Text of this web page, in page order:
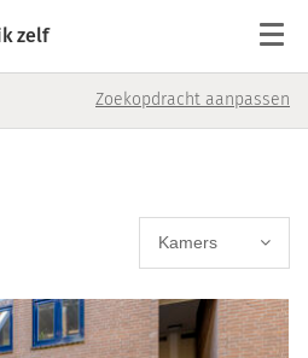
zelf
Reviews
Zoekopdracht aanpassen
Kamers